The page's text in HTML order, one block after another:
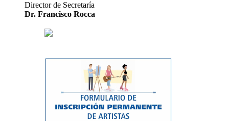
Director de Secretaría
Dr. Francisco Rocca